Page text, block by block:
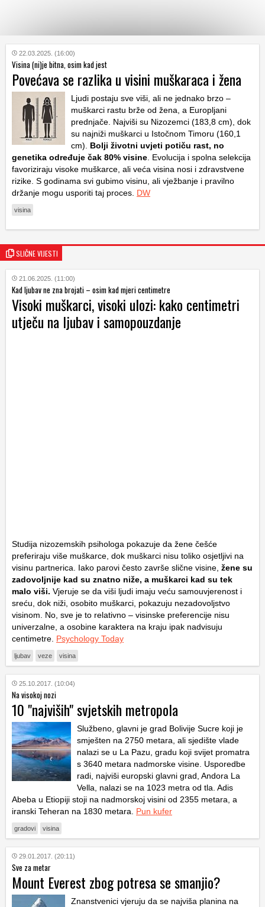
KATEGORIJE
HRVATSKI
WEB
22.03.2025. (16:00)
Visina (ni)je bitna, osim kad jest
Povećava se razlika u visini muškaraca i žena
Ljudi postaju sve viši, ali ne jednako brzo –
muškarci rastu brže od žena, a Europljani
prednjače. Najviši su Nizozemci (183,8 cm), dok
su najniži muškarci u Istočnom Timoru (160,1
cm).
Bolji životni uvjeti potiču rast, no
genetika određuje čak 80% visine . Evolucija i spolna selekcija
favoriziraju visoke muškarce, ali veća visina nosi i zdravstvene
rizike. S godinama svi gubimo visinu, ali vježbanje i pravilno
držanje mogu usporiti taj proces. DW
visina
SLIČNE VIJESTI
21.06.2025. (11:00)
Kad ljubav ne zna brojati – osim kad mjeri centimetre
Visoki muškarci, visoki ulozi: kako centimetri
utječu na ljubav i samopouzdanje
Studija nizozemskih psihologa pokazuje da žene češće
preferiraju više muškarce, dok muškarci nisu toliko osjetljivi na
visinu partnerica. Iako parovi često završe slične visine, žene su
zadovoljnije kad su znatno niže, a muškarci kad su tek
malo viši. Vjeruje se da viši ljudi imaju veću samouvjerenost i
sreću, dok niži, osobito muškarci, pokazuju nezadovoljstvo
visinom. No, sve je to relativno – visinske preferencije nisu
univerzalne, a osobine karaktera na kraju ipak nadvisuju
centimetre. Psychology Today
ljubav veze visina
25.10.2017. (10:04)
Na visokoj nozi
10 "najviših" svjetskih metropola
Službeno, glavni je grad Bolivije Sucre koji je
smješten na 2750 metara, ali sjedište vlade
nalazi se u La Pazu, gradu koji svijet promatra
s 3640 metara nadmorske visine. Usporedbe
radi, najviši europski glavni grad, Andora La
Vella, nalazi se na 1023 metra od tla. Adis
Abeba u Etiopiji stoji na nadmorskoj visini od 2355 metara, a
iranski Teheran na 1830 metara. Pun kufer
gradovi visina
29.01.2017. (20:11)
Sve za metar
Mount Everest zbog potresa se smanjio?
Znanstvenici vjeruju da se najviša planina na